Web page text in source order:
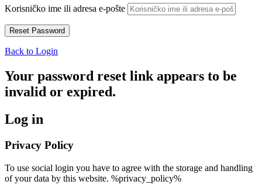
Korisničko ime ili adresa e-pošte
Back to Login
Your password reset link appears to be
invalid or expired.
Log in
Privacy Policy
To use social login you have to agree with the storage and handling
of your data by this website. %privacy_policy%